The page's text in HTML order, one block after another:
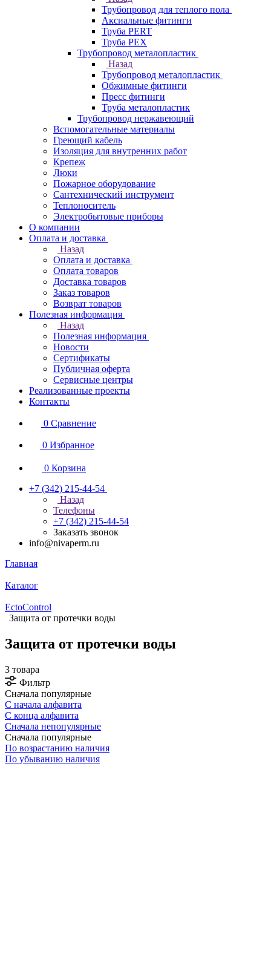
Трубопровод для теплого пола
Аксиальные фитинги
Труба PERT
Труба PEX
Трубопровод металопластик
Назад
Трубопровод металопластик
Обжимные фитинги
Пресс фитинги
Труба металопластик
Трубопровод нержавеющий
Вспомогательные материалы
Греющий кабель
Изоляция для внутренних работ
Крепеж
Люки
Пожарное оборудование
Сантехнический инструмент
Теплоноситель
Электробытовые приборы
О компании
Оплата и доставка
Назад
Оплата и доставка
Оплата товаров
Доставка товаров
Заказ товаров
Возврат товаров
Полезная информация
Назад
Полезная информация
Новости
Сертификаты
Публичная оферта
Сервисные центры
Реализованные проекты
Контакты
0 Сравнение
0 Избранное
0 Корзина
+7 (342) 215-44-54
Назад
Телефоны
+7 (342) 215-44-54
Заказать звонок
info@nivaperm.ru
Главная
Каталог
EctoControl
Защита от протечки воды
Защита от протечки воды
3 товара
Фильтр
Сначала популярные
С начала алфавита
С конца алфавита
Сначала непопулярные
Сначала популярные
По возрастанию наличия
По убыванию наличия